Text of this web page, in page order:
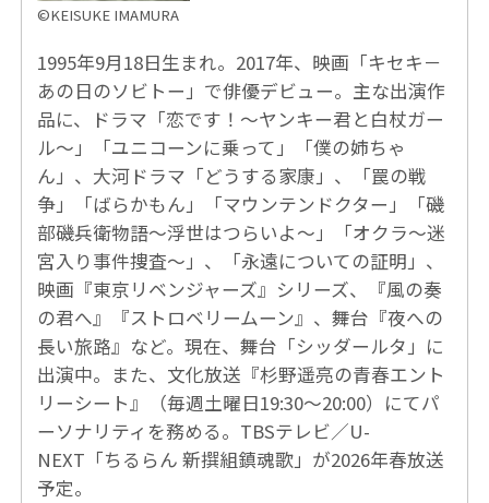
©KEISUKE IMAMURA
1995年9月18日生まれ。2017年、映画「キセキ－
あの日のソビトー」で俳優デビュー。主な出演作
品に、ドラマ「恋です！～ヤンキー君と白杖ガー
ル～」「ユニコーンに乗って」「僕の姉ちゃ
ん」、大河ドラマ「どうする家康」、「罠の戦
争」「ばらかもん」「マウンテンドクター」「磯
部磯兵衛物語～浮世はつらいよ～」「オクラ～迷
宮入り事件捜査～」、「永遠についての証明」、
映画『東京リベンジャーズ』シリーズ、『風の奏
の君へ』『ストロベリームーン』、舞台『夜への
長い旅路』など。現在、舞台「シッダールタ」に
出演中。また、文化放送『杉野遥亮の青春エント
リーシート』（毎週土曜日19:30～20:00）にてパ
ーソナリティを務める。TBSテレビ／U-
NEXT「ちるらん 新撰組鎮魂歌」が2026年春放送
予定。